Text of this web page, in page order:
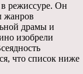
режиссуре. Он
жанров
драмы и
изобрели
что список ниже